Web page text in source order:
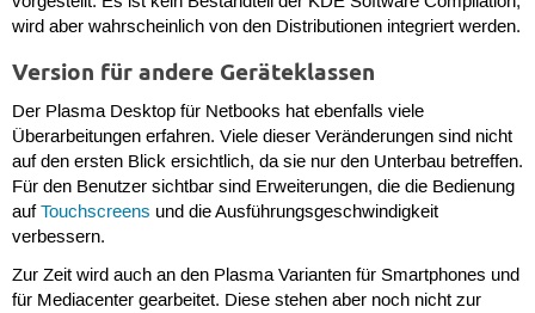
wird aber wahrscheinlich von den Distributionen integriert werden.
Version für andere Geräteklassen
Der Plasma Desktop für Netbooks hat ebenfalls viele
Überarbeitungen erfahren. Viele dieser Veränderungen sind nicht
auf den ersten Blick ersichtlich, da sie nur den Unterbau betreffen.
Für den Benutzer sichtbar sind Erweiterungen, die die Bedienung
aufTouchscreens und die Ausführungsgeschwindigkeit
verbessern.
Zur Zeit wird auch an den Plasma Varianten für Smartphones und
für Mediacenter gearbeitet. Diese stehen aber noch nicht zur